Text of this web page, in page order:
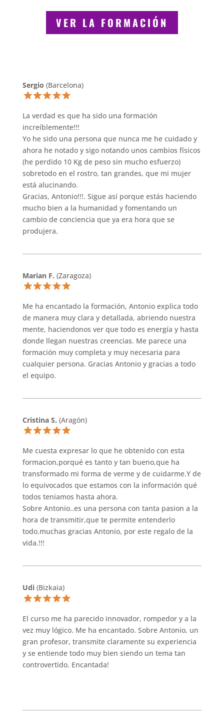
VER LA FORMACIÓN
Sergio (Barcelona)
La verdad es que ha sido una formación
increíblemente!!!
Yo he sido una persona que nunca me he cuidado y
ahora he notado y sigo notando unos cambios físicos
(he perdido 10 Kg de peso sin mucho esfuerzo)
sobretodo en el rostro, tan grandes, que mi mujer
está alucinando.
Gracias, Antonio!!!. Sigue así porque estás haciendo
mucho bien a la humanidad y fomentando un
cambio de conciencia que ya era hora que se
produjera.
Marian F. (Zaragoza)
Me ha encantado la formación, Antonio explica todo
de manera muy clara y detallada, abriendo nuestra
mente, haciendonos ver que todo es energía y hasta
donde llegan nuestras creencias. Me parece una
formación muy completa y muy necesaria para
cualquier persona. Gracias Antonio y gracias a todo
el equipo.
Cristina S. (Aragón)
Me cuesta expresar lo que he obtenido con esta
formacion,porqué es tanto y tan bueno,que ha
transformado mi forma de verme y de cuidarme.Y de
lo equivocados que estamos con la información qué
todos teniamos hasta ahora.
Sobre Antonio..es una persona con tanta pasion a la
hora de transmitir,que te permite entenderlo
todo.muchas gracias Antonio, por este regalo de la
vida.!!!
Udi (Bizkaia)
El curso me ha parecido innovador, rompedor y a la
vez muy lógico. Me ha encantado. Sobre Antonio, un
gran profesor, transmite claramente su experiencia
y se entiende todo muy bien siendo un tema tan
controvertido. Encantada!